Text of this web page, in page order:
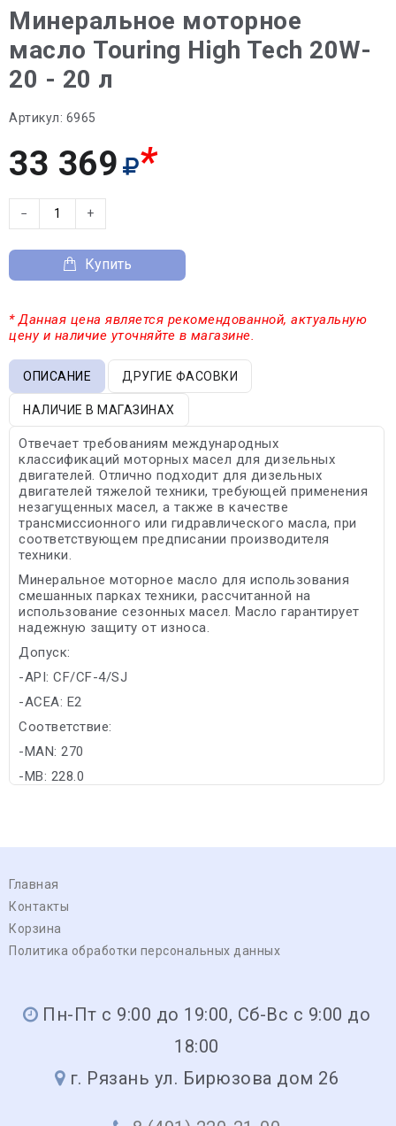
Минеральное моторное
масло Touring High Tech 20W-
20 - 20 л
Артикул: 6965
33 369 *
− +
Купить
* Данная цена является рекомендованной, актуальную
цену и наличие уточняйте в магазине.
ОПИСАНИЕ ДРУГИЕ ФАСОВКИ
НАЛИЧИЕ В МАГАЗИНАХ
Отвечает требованиям международных
классификаций моторных масел для дизельных
двигателей. Отлично подходит для дизельных
двигателей тяжелой техники, требующей применения
незагущенных масел, а также в качестве
трансмиссионного или гидравлического масла, при
соответствующем предписании производителя
техники.
Минеральное моторное масло для использования
смешанных парках техники, рассчитанной на
использование сезонных масел. Масло гарантирует
надежную защиту от износа.
Допуск:
-API: CF/CF-4/SJ
-ACEA: E2
Соответствие:
-MAN: 270
-MB: 228.0
Главная
Контакты
Корзина
Политика обработки персональных данных
Пн-Пт с 9:00 до 19:00, Сб-Вс с 9:00 до
18:00
г. Рязань ул. Бирюзова дом 26